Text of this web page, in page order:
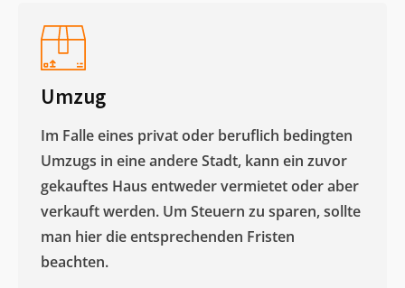
Umzug
Im Falle eines privat oder beruflich bedingten
Umzugs in eine andere Stadt, kann ein zuvor
gekauftes Haus entweder vermietet oder aber
verkauft werden. Um Steuern zu sparen, sollte
man hier die entsprechenden Fristen
beachten.